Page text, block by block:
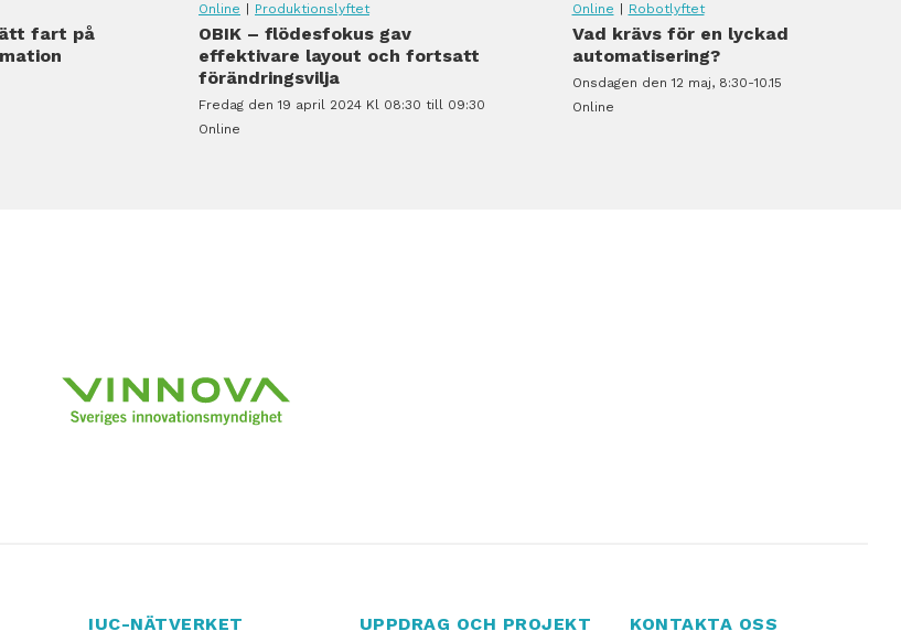
fart på
Online
Produktionslyftet
OBIK – flödesfokus gav
effektivare layout och fortsatt
förändringsvilja
Fredag den 19 april 2024 Kl 08:30 till 09:30
Online
Online
Robotlyftet
Vad krävs för en lyckad
automatisering?
Onsdagen den 12 maj, 8:30-10.15
Online
IUC-NÄTVERKET UPPDRAG OCH PROJEKT KONTAKTA OSS